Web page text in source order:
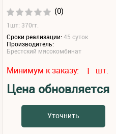
(0)
1шт: 370гг.
Сроки реализации:45 суток
Производитель:
Брестский мясокомбинат
Минимум к заказу: 1 шт.
Цена обновляется
Уточнить